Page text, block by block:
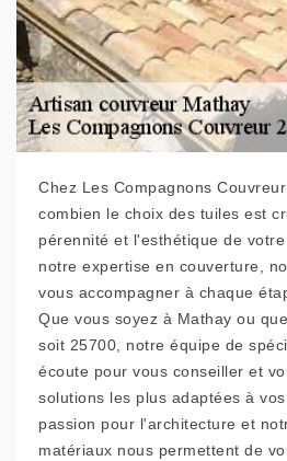
Chez Les Compagnons
combien le choix des tuiles est
pérennité et l'esthétique de
notre expertise en couverture,
vous accompagner à chaque
Que vous soyez à Mathay ou
soit 25700, notre équipe de
écoute pour vous conseiller et
solutions les plus adaptées à
passion pour l'architecture et
matériaux nous permettent de